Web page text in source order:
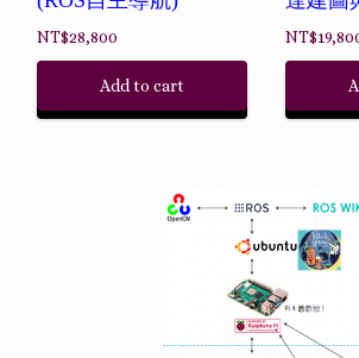
NT$28,800
Add to cart
NT$